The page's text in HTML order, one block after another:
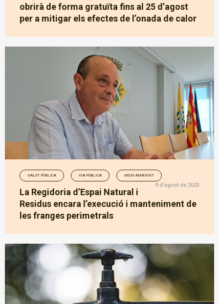
obrirà de forma gratuïta fins al 25 d’agost
per a mitigar els efectes de l’onada de calor
SALUT PÚBLICA VIA PÚBLICA MEDI AMBIENT
9 d’agost de 2023
La Regidoria d’Espai Natural i
Residus encara l’execució i manteniment de
les franges perimetrals